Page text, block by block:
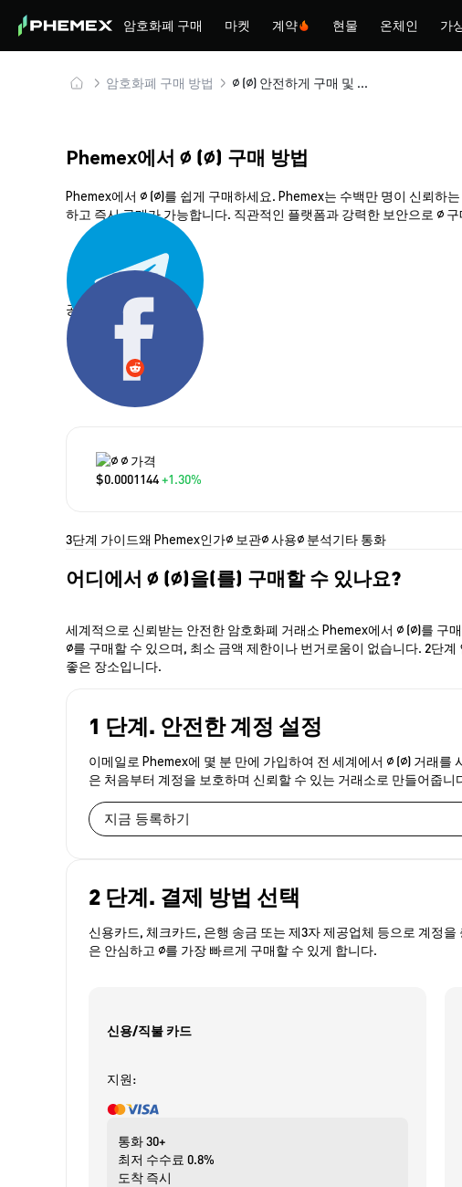
암호화폐 구매 마켓 계약 현물 온체인 가
암호화폐 구매 방법 ∅ (∅) 안전하게 구매 및 보관
Phemex에서 ∅ (∅) 구매 방법
Phemex에서 ∅ (∅)를 쉽게 구매하세요. Phemex는 수백만 명이 신뢰하
하고 즉시 구매가 가능합니다. 직관적인 플랫폼과 강력한 보안으로 ∅
공유하기:
∅ 가격
$0.0001144+1.30%
3단계 가이드왜 Phemex인가∅ 보관∅ 사용∅ 분석기타 통화
어디에서 ∅ (∅)을(를) 구매할 수 있나요?
세계적으로 신뢰받는 안전한 암호화폐 거래소 Phemex에서 ∅ (∅)를 구
∅를 구매할 수 있으며, 최소 금액 제한이나 번거로움이 없습니다. 2단
좋은 장소입니다.
1 단계. 안전한 계정 설정
이메일로 Phemex에 몇 분 만에 가입하여 전 세계에서 ∅ (∅) 거래
은 처음부터 계정을 보호하며 신뢰할 수 있는 거래소로 만들어줍니
지금 등록하기
2 단계. 결제 방법 선택
신용카드, 체크카드, 은행 송금 또는 제3자 제공업체 등으로 계정
은 안심하고 ∅를 가장 빠르게 구매할 수 있게 합니다.
신용/직불 카드
지원:
통화30+
최저 수수료 0.8%
도착 즉시